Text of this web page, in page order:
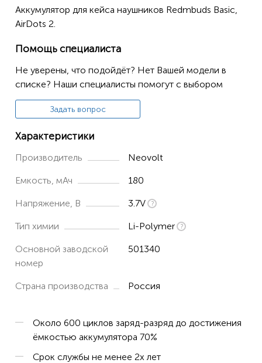
Аккумулятор для кейса наушников Redmbuds Basic,
AirDots 2.
Помощь специалиста
Не уверены, что подойдёт? Нет Вашей модели в
списке? Наши специалисты помогут с выбором
Задать вопрос
Характеристики
Производитель Neovolt
Емкость, мАч 180
Напряжение, В 3.7V
Тип химии Li-Polymer
Основной заводской
номер
501340
Страна производства Россия
Около 600 циклов заряд-разряд до достижения
ёмкостью аккумулятора 70%
Срок службы не менее 2х лет